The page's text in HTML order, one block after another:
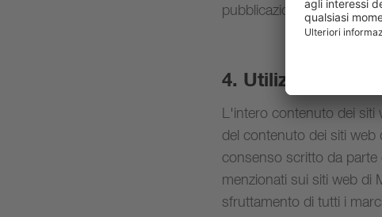
pubblicazioni.
4. Utilizzo del
L'intero contenuto dei siti
del contenuto dei siti web
consenso scritto da parte
menzionati sui siti web di
sfruttamento di tutti i